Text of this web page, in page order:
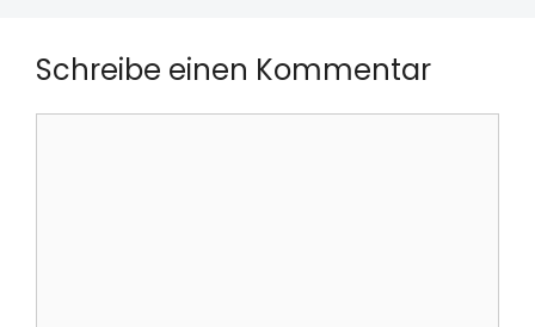
Schreibe einen Kommentar